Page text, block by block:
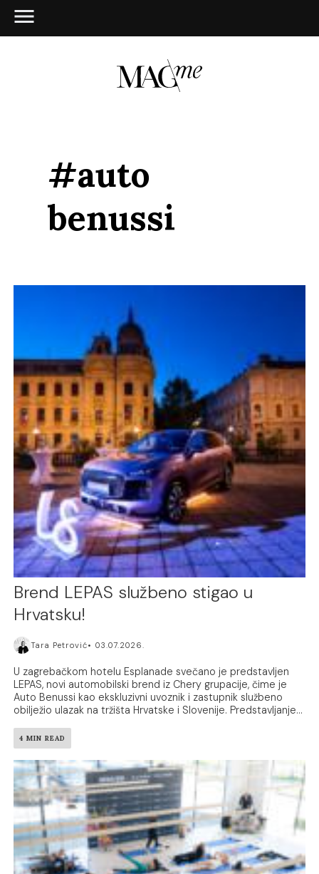
#auto
benussi
Brend LEPAS službeno stigao u
Hrvatsku!
Tara Petrović 03.07.2026.
U zagrebačkom hotelu Esplanade svečano je predstavljen
LEPAS, novi automobilski brend iz Chery grupacije, čime je
Auto Benussi kao ekskluzivni uvoznik i zastupnik službeno
obilježio ulazak na tržišta Hrvatske i Slovenije. Predstavljanje...
4 MIN READ